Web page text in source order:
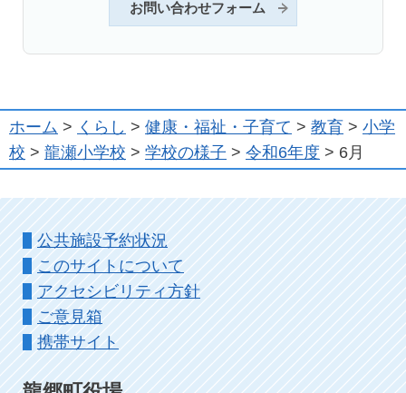
お問い合わせフォーム
ホーム > くらし > 健康・福祉・子育て > 教育 > 小学
校 > 龍瀬小学校 > 学校の様子 > 令和6年度 > 6月
公共施設予約状況
このサイトについて
アクセシビリティ方針
ご意見箱
携帯サイト